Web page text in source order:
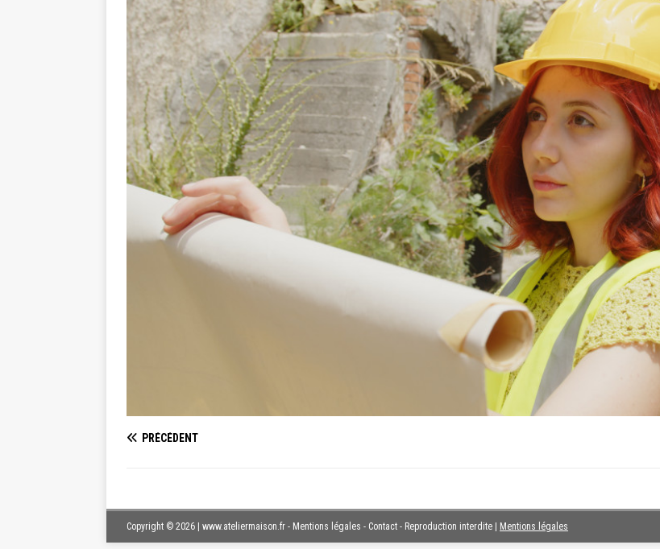
PRÉCÉDENT
Copyright © 2026 | www.ateliermaison.fr - Mentions légales - Contact - Reproduction interdite | Mentions légales